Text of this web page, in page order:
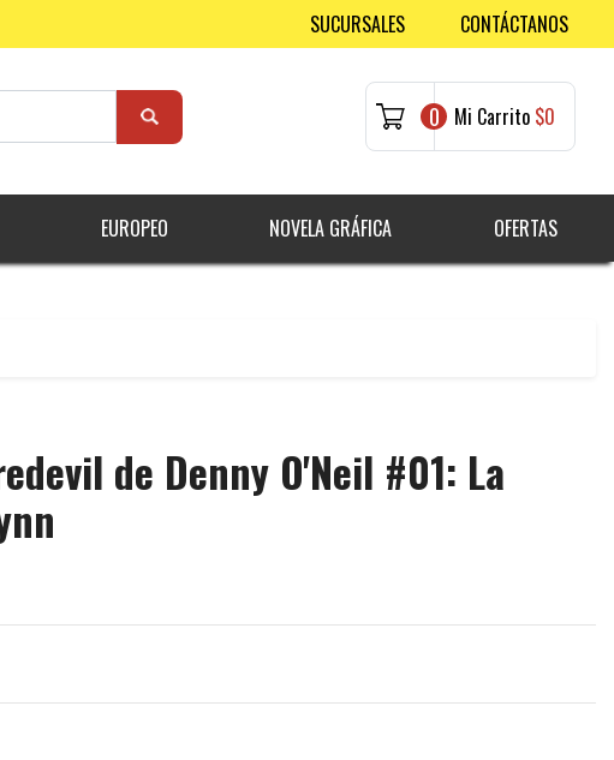
SUCURSALES CONTÁCTANOS
0 Mi Carrito $0
EUROPEO NOVELA GRÁFICA OFERTAS
de Denny O'Neil #01: La